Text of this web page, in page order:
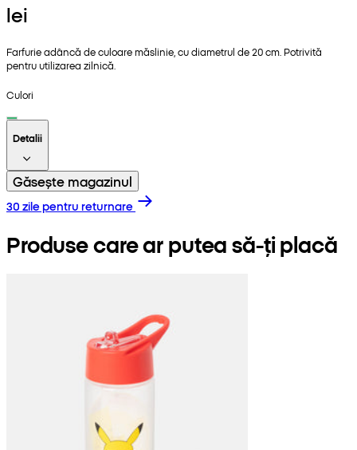
lei
Farfurie adâncă de culoare măslinie, cu diametrul de 20 cm. Potrivită
pentru utilizarea zilnică.
Culori
Detalii
Găsește magazinul
30 zile pentru returnare
Produse care ar putea să-ți placă